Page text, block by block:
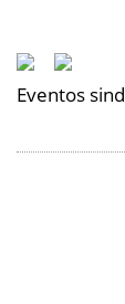
Eventos